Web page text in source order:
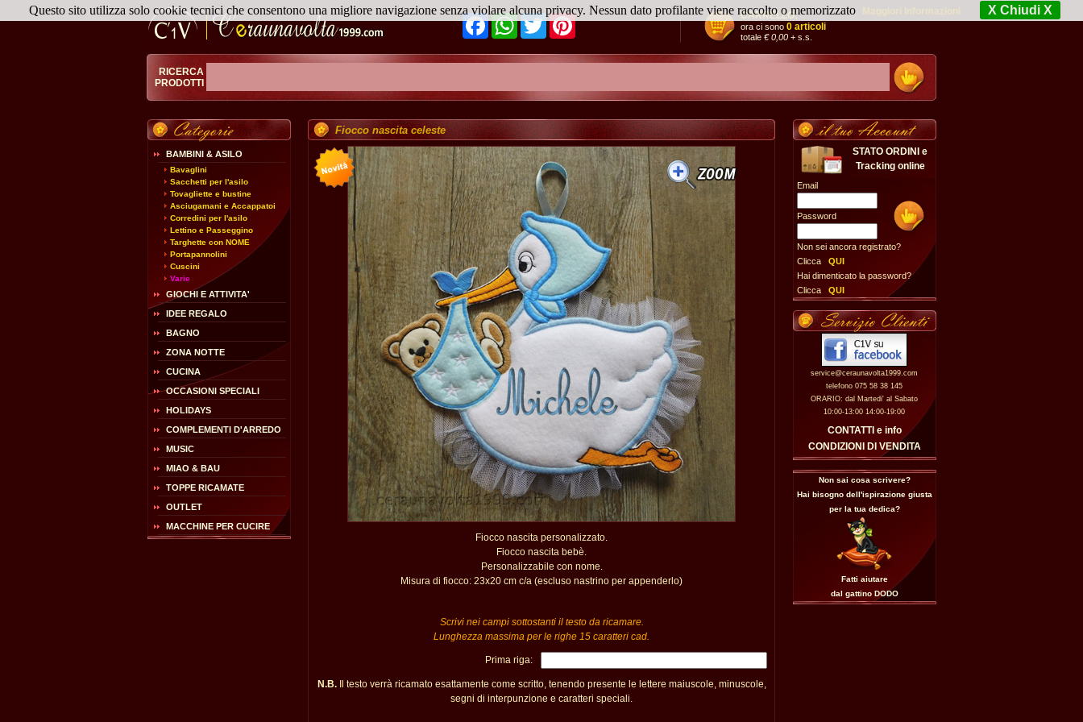
FacebookWhatsApp
TwitterPinterest CARRELLO:
ora ci sono 0 articoli
totale € 0,00 + s.s.
RICERCA
PRODOTTI
BAMBINI & ASILO
Bavaglini
Sacchetti per l'asilo
Tovagliette e bustine
Asciugamani e Accappatoi
Corredini per l'asilo
Lettino e Passeggino
Targhette con NOME
Portapannolini
Cuscini
Varie
GIOCHI E ATTIVITA'
IDEE REGALO
BAGNO
ZONA NOTTE
CUCINA
OCCASIONI SPECIALI
HOLIDAYS
COMPLEMENTI D'ARREDO
MUSIC
MIAO & BAU
TOPPE RICAMATE
OUTLET
MACCHINE PER CUCIRE
Fiocco nascita celeste
Fiocco nascita personalizzato.
Fiocco nascita bebè.
Personalizzabile con nome.
Misura di fiocco: 23x20 cm c/a (escluso nastrino per appenderlo)
Scrivi nei campi sottostanti il testo da ricamare.
Lunghezza massima per le righe 15 caratteri cad.
Prima riga:
N.B.Il testo verrà ricamato esattamente come scritto, tenendo presente le lettere maiuscole, minuscole,
segni di interpunzione e caratteri speciali.
STATO ORDINI e
Tracking online
Email
Password
Non sei ancora registrato?
Clicca
QUI
Hai dimenticato la password?
Clicca
QUI
service@ceraunavolta1999.com
telefono 075 58 38 145
ORARIO: dal Martedi' al Sabato
10:00-13:00 14:00-19:00
CONTATTI e info
CONDIZIONI DI VENDITA
Non sai cosa scrivere?
Hai bisogno dell'ispirazione giusta
per la tua dedica?
Fatti aiutare
dal gattino DODO
Questo sito utilizza solo cookie tecnici che consentono una migliore navigazione senza violare alcuna privacy. Nessun dato profilante viene raccolto o memorizzato X Chiudi X